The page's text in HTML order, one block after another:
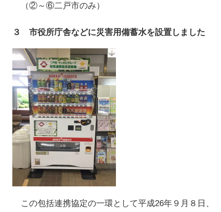
（②～⑥二戸市のみ）
３ 市役所庁舎などに災害用備蓄水を設置しました
この包括連携協定の一環として平成26年９月８日、